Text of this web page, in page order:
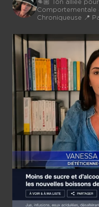
👊🏼 Ton alliée
Comportementale
Chroniqueuse 📍